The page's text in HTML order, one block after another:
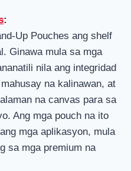
:
Up Pouches ang shelf
Ginawa mula sa mga
nila ang integridad
na kalinawan, at
na canvas para sa
Ang mga pouch na ito
mga aplikasyon, mula
sa mga premium na